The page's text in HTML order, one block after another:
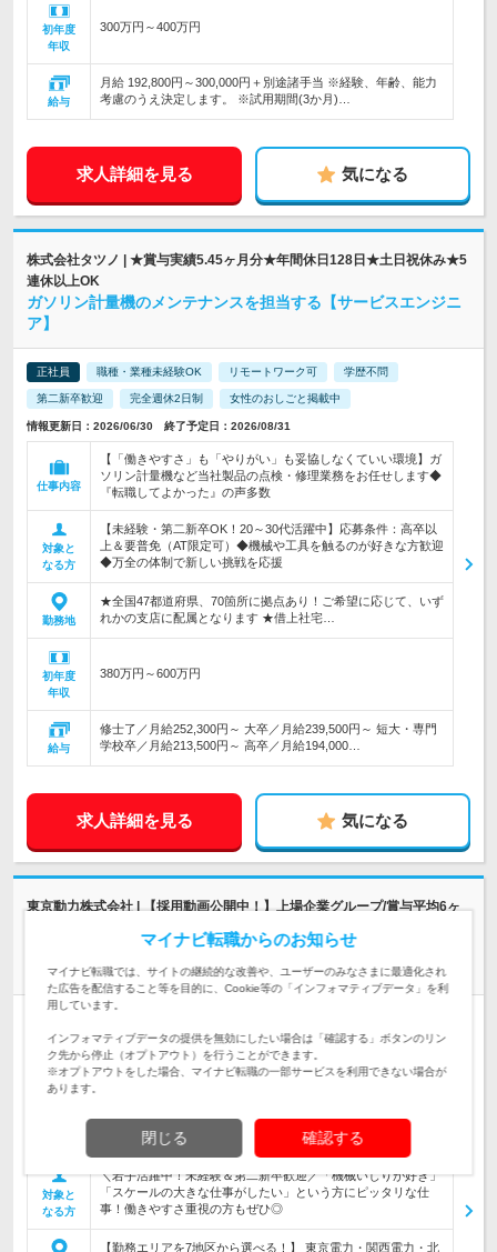
初年度
年収
300万円～400万円
給与
月給 192,800円～300,000円＋別途諸手当 ※経験、年齢、能力
考慮のうえ決定します。 ※試用期間(3か月)…
求人詳細を見る 気になる
株式会社タツノ | ★賞与実績5.45ヶ月分★年間休日128日★土日祝休み★5
連休以上OK
ガソリン計量機のメンテナンスを担当する【サービスエンジニ
ア】
正社員 職種・業種未経験OK リモートワーク可 学歴不問
第二新卒歓迎 完全週休2日制 女性のおしごと掲載中
情報更新日：2026/06/30 終了予定日：2026/08/31
仕事内容
【「働きやすさ」も「やりがい」も妥協しなくていい環境】ガ
ソリン計量機など当社製品の点検・修理業務をお任せします◆
『転職してよかった』の声多数
対象と
なる方
【未経験・第二新卒OK！20～30代活躍中】応募条件：高卒以
上＆要普免（AT限定可）◆機械や工具を触るのが好きな方歓迎
◆万全の体制で新しい挑戦を応援
勤務地
★全国47都道府県、70箇所に拠点あり！ご希望に応じて、いず
れかの支店に配属となります ★借上社宅…
初年度
年収
380万円～600万円
給与
修士了／月給252,300円～ 大卒／月給239,500円～ 短大・専門
学校卒／月給213,500円～ 高卒／月給194,000…
求人詳細を見る 気になる
東京動力株式会社 | 【採用動画公開中！】上場企業グループ/賞与平均6ヶ
平均年収700万円！未経験から手に職＆稼げる！【技術スタッ
フ】
完全週休2日制
情報更新日：2026/07/10 終了予定日：2026/09/10
大設備の据え付けやメンテナンスを担当☆5年以上かけてじっ
くり育成☆早期キャリアUPも可！
対象と
なる方
＼若手活躍中！未経験＆第二新卒歓迎／「機械いじりが好き」
「スケールの大きな仕事がしたい」という方にピッタリな仕
事！働きやすさ重視の方もぜひ◎
【勤務エリアを7地区から選べる！】 東京電力・関西電力・北
マイナビ転職からのお知らせ
マイナビ転職では、サイトの継続的な改善や、ユーザーのみなさまに最適化され
た広告を配信すること等を目的に、Cookie等の「インフォマティブデータ」を利
用しています。
インフォマティブデータの提供を無効にしたい場合は「確認する」ボタンのリン
ク先から停止（オプトアウト）を行うことができます。
※オプトアウトをした場合、マイナビ転職の一部サービスを利用できない場合が
あります。
閉じる 確認する